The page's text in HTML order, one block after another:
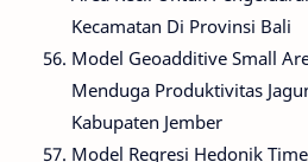
Kecamatan Di Provinsi Bali
Model Geoadditive Small
Menduga Produktivitas
Kabupaten Jember
Model Regresi Hedonik